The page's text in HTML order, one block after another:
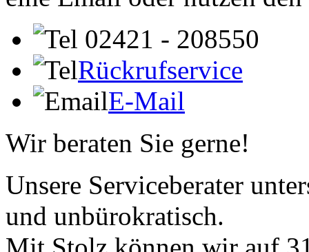
02421 - 208550
Rückrufservice
E-Mail
Wir beraten Sie gerne!
Unsere Serviceberater
und unbürokratisch.